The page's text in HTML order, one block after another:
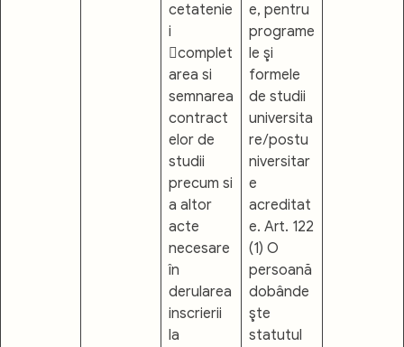
cetatenie
i
complet
area si
semnarea
contract
elor de
studii
precum si
a altor
acte
necesare
în
derularea
inscrierii
la
e, pentru
programe
le şi
formele
de studii
universita
re/postu
niversitar
e
acreditat
e. Art. 122
(1) O
persoană
dobânde
şte
statutul